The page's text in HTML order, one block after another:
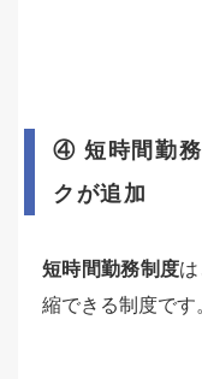
④ 短時間勤務
クが追加
短時間勤務制度
縮できる制度です